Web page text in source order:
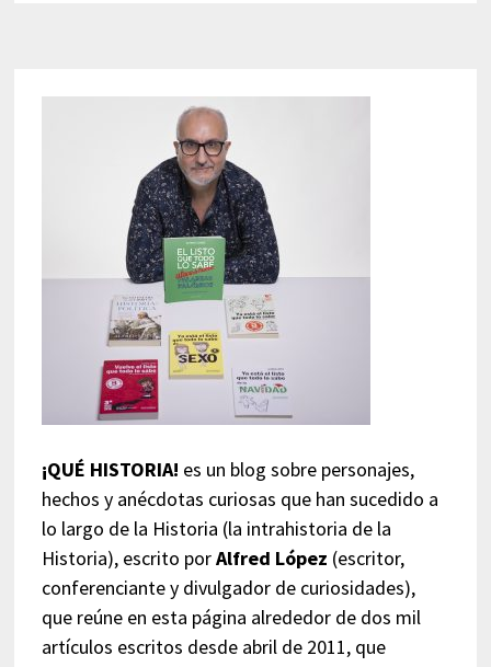
¡QUÉ HISTORIA! es un blog sobre personajes,
hechos y anécdotas curiosas que han sucedido a
lo largo de la Historia (la intrahistoria de la
Historia), escrito porAlfred López (escritor,
conferenciante y divulgador de curiosidades),
que reúne en esta página alrededor de dos mil
artículos escritos desde abril de 2011, que